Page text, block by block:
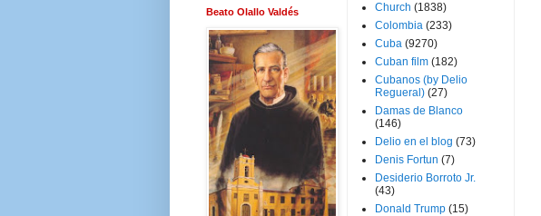
Beato Olallo Valdés
Church (1838)
Colombia (233)
Cuba (9270)
Cuban film (182)
Cubanos (by Delio
Regueral) (27)
Damas de Blanco
(146)
Delio en el blog (73)
Denis Fortun (7)
Desiderio Borroto Jr.
(43)
Donald Trump (15)